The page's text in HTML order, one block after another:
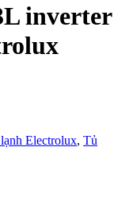
inverter
Electrolux, Tủ